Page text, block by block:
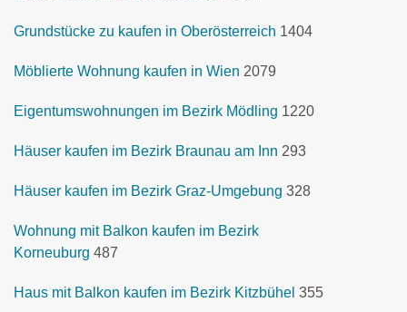
Grundstücke zu kaufen in Oberösterreich 1404
Möblierte Wohnung kaufen in Wien 2079
Eigentumswohnungen im Bezirk Mödling 1220
Häuser kaufen im Bezirk Braunau am Inn 293
Häuser kaufen im Bezirk Graz-Umgebung 328
Wohnung mit Balkon kaufen im Bezirk
Korneuburg 487
Haus mit Balkon kaufen im Bezirk Kitzbühel 355